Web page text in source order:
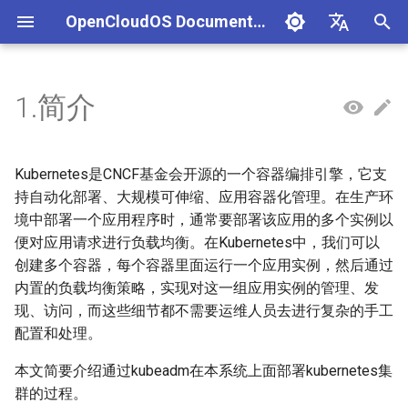
OpenCloudOS Documentation
English
化
搜
索
引
擎
组织架构
社区准则
社区SIG
镜像源地址
邮件列表
OpenCloudOS 版本介绍
OpenCloudOS v8.8发行说明
OpenCloudOS v8.6发行说明
OpenCloudOS v9.0发行说明
OpenCloudOS v9.2发行说明
OpenCloudOS v9.4发行说明
OpenCloudOS v9.6发行说明
OCS23 Loongarch64 版本
行说明
快速入门
基础配置
系统管理
内核更新
系统状态监控
安全加固
存储管理
逻辑卷管理
可用的存储选项
使用Anaconda_ISO镜像安装
使用虚拟机镜像安装
使用容器镜像安装
桌面安装
系统引导管理
UEFI引导启动项管理
initramfs制作
本地化管理
用户管理
软件包管理
日志管理
系统和服务管理
dbus机制和使用
udev机制和使用
资源控制管理
网络配置指南
网络诊断指南
OpenSSH使用指南
DHCP服务配置指南
NTP配置指南
邮件服务使用指南
磁盘和分区管理
文件系统管理
逻辑卷管理
RAID 管理
网络存储管理
GCC开发指南
LLVM/Clang
GO开发指南
RUST开发指南
Python开发指南
Perl开发指南
Java开发指南
导入镜像到阿里云
MySQL服务器搭建指南
MariaDB服务器搭建指南
PostgreSQL服务器搭建指南
SQLite使用指南
HA(PCS)部署文档
Hadoop使用指南
MariaDB集群部署搭建指南
AI镜像概述
AI镜像列表
AI应用实践
SGLang大模型部署指南
PyTorch大模型部署指南
TensorFlow大模型部署指
PaddlePaddle大模型部署
南
TensorRT-LLM大模型部署
GPU部署实践 AMD环境
海光环境
沐曦环境
昇腾环境
生态认证流程
软件兼容性测试指标
硬件兼容性测试指标
认证兼容列表
商业软件兼容列表
开源软件兼容列表
适配FAQ
CentOS停服背景与应对方案
CentOS8迁移到
OpenCloudOS8
CentOS7迁移到
OpenCloudOS8
CentOS7迁移到
OpenCloudOS7
OpenCloudOS8升级
OpenCloudOS9
安全事件处置说明
镜像签名验证指南
漏洞数据API文档
一、项目管理
二、用例管理 提取用例
导入用例
用例集
三、执行环境
新增集群
四、任务管理
执行任务
贡献须知
如何参与文档贡献 文档库格式手册
如何参与代码贡献
OpenCloudOS
内核开发指南
系统开发文档
贡献许可协议
1.简介
Kubernetes是CNCF基金会开源的一个容器编排引擎，它支
持自动化部署、大规模可伸缩、应用容器化管理。在生产环
境中部署一个应用程序时，通常要部署该应用的多个实例以
便对应用请求进行负载均衡。在Kubernetes中，我们可以
创建多个容器，每个容器里面运行一个应用实例，然后通过
内置的负载均衡策略，实现对这一组应用实例的管理、发
现、访问，而这些细节都不需要运维人员去进行复杂的手工
配置和处理。
本文简要介绍通过kubeadm在本系统上面部署kubernetes集
群的过程。